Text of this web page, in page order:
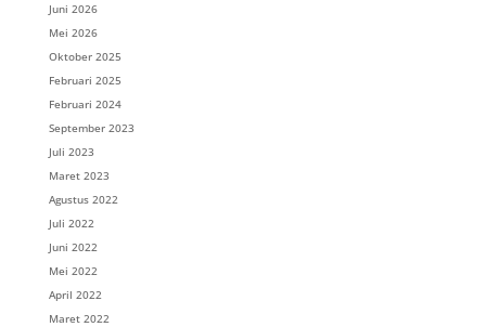
Juni 2026
Mei 2026
Oktober 2025
Februari 2025
Februari 2024
September 2023
Juli 2023
Maret 2023
Agustus 2022
Juli 2022
Juni 2022
Mei 2022
April 2022
Maret 2022